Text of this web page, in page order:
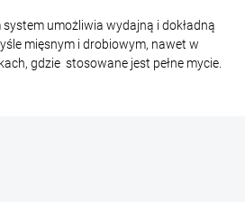
umożliwia wydajną i dokładną
mięsnym i drobiowym, nawet w
gdzie stosowane jest pełne mycie.